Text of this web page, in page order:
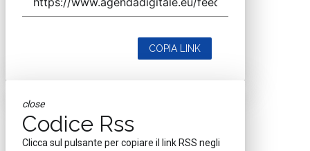
COPIA LINK
close
Codice Rss
Clicca sul pulsante per copiare il link RSS negli